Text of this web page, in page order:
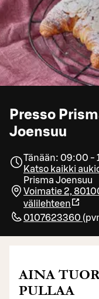
Presso
Joensuu
Tänään: 09:00 -
Katso kaikki
Prisma Joensuu
Voimatie 2,
välilehteen
0107623360 (
AINA
PULLAA